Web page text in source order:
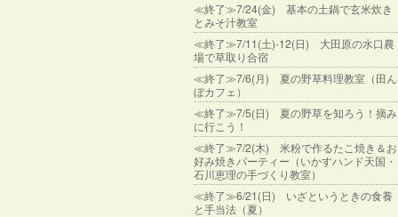
≪終了≫7/24(金) 基本の土鍋で玄米炊き
とみそ汁教室
≪終了≫7/11(土)-12(日) 大田原の水口農
場で草取り合宿
≪終了≫7/6(月) 夏の野草料理教室（田ん
ぼカフェ）
≪終了≫7/5(日) 夏の野草を知ろう！摘み
に行こう！
≪終了≫7/2(木) 米粉で作るたこ焼き＆お
好み焼きパーティー（いかすハンド天国・
石川恵理の手づくり教室）
≪終了≫6/21(日) いざというときの食養
と手当法（夏）